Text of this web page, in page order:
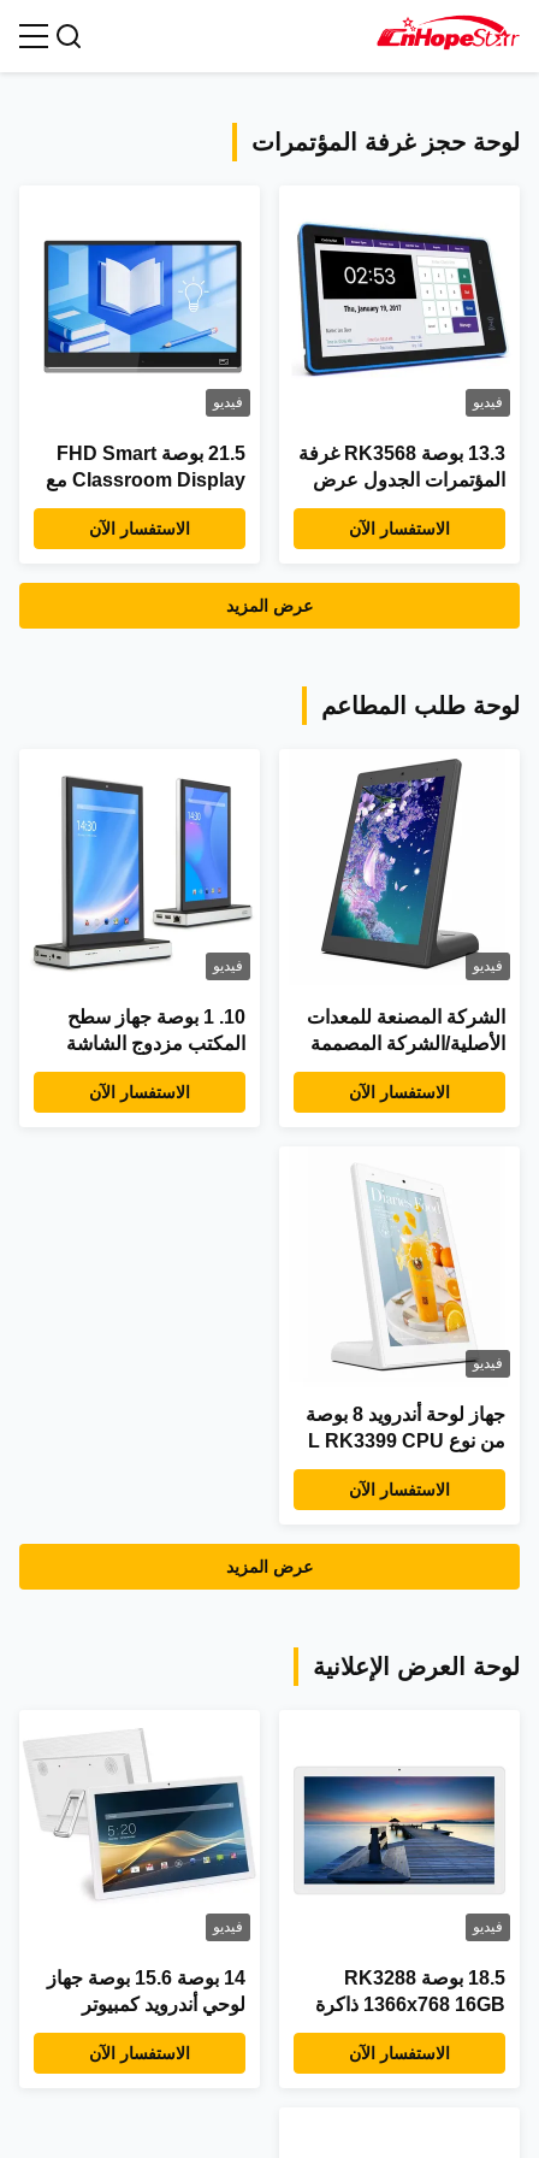
لوحة حجز غرفة المؤتمرات
فيديو
13.3 بوصة RK3568 غرفة
المؤتمرات الجدول عرض
لوحة مع 5.0M / P الكاميرا
والضوء LED المحيطةالاستفسار الآن
فيديو
21.5 بوصة FHD Smart
Classroom Display مع
معالج رباعي النواة
الاستفسار الآن
عرض المزيد
لوحة طلب المطاعم
فيديو
الشركة المصنعة للمعدات
الأصلية/الشركة المصممة
للمعدات الأصلية 8 بوصة
على شكل حرف L جهاز
لوحي بشاشة لمس عمودية
للكمبيوتر الشخصي
للمطعم
الاستفسار الآن
فيديو
10. 1 بوصة جهاز سطح
المكتب مزدوج الشاشة
الروبوت كل شيء في
الاستفسار الآن
فيديو
جهاز لوحة أندرويد 8 بوصة
من نوع L RK3399 CPU
جهاز لوحة بشاشة لمسة
للمطعم الفندق
الاستفسار الآن
عرض المزيد
لوحة العرض الإعلانية
فيديو
18.5 بوصة RK3288
1366x768 16GB ذاكرة
كل شيء في جهاز لوحي
اندرويد واحد تصميم حديث
الاستفسار الآن
فيديو
14 بوصة 15.6 بوصة جهاز
لوحي أندرويد كمبيوتر
كمبيوتر سلة بطاقة سيم
4G شبكة LTE POE NFC
الاستفسار الآن